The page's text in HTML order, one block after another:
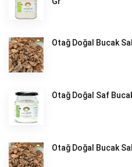
Otağ Doğal Bucak
Otağ Doğal Saf
Otağ Doğal Bucak